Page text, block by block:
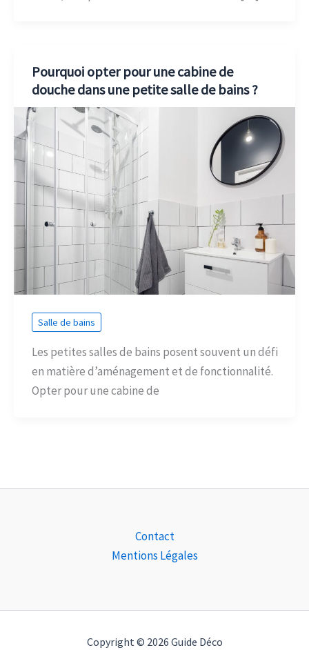
Pourquoi opter pour une cabine de
douche dans une petite salle de bains ?
Salle de bains
Les petites salles de bains posent souvent un défi
en matière d’aménagement et de fonctionnalité.
Opter pour une cabine de
Contact
Mentions Légales
Copyright © 2026 Guide Déco